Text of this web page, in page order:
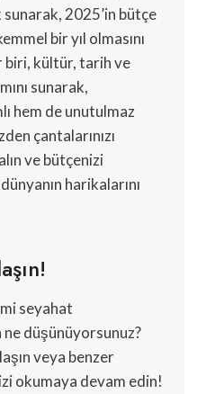
2025’in bütçe
bir yıl olmasını
biri, kültür, tarih ve
sunarak,
hem de unutulmaz
çantalarınızı
ve bütçenizi
harikalarını
seyahat
ne düşünüyorsunuz?
veya benzer
okumaya devam edin!